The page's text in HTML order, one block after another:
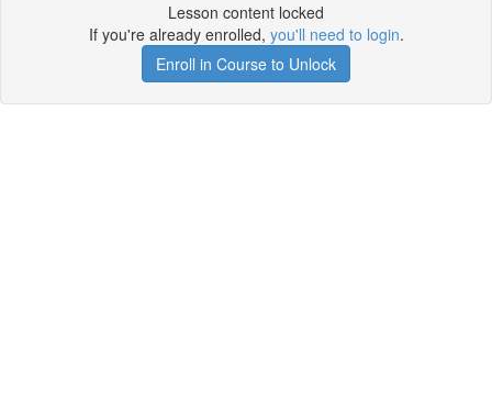
Lesson content locked
If you're already enrolled, you'll need to login.
Enroll in Course to Unlock